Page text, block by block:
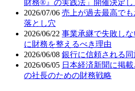
財務®』の実践法」開催決定し
2026/07/06 売上が過去最高で
落とし穴
2026/06/22 事業承継で失敗し
に財務を整えるべき理由
2026/06/08 銀行に信頼される
2026/06/05 日本経済新聞に掲
の社長のための財務戦略